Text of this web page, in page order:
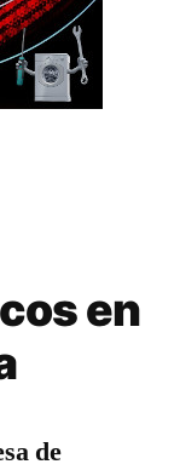
en
de